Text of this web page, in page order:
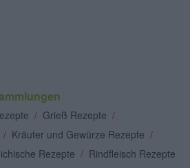
/ Grieß Rezepte /
/ Kräuter und Gewürze Rezepte /
Rezepte / Rindfleisch Rezepte